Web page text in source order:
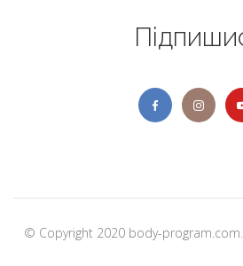
© Copyright 2020 body-